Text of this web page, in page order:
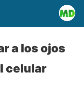
a los ojos
celular